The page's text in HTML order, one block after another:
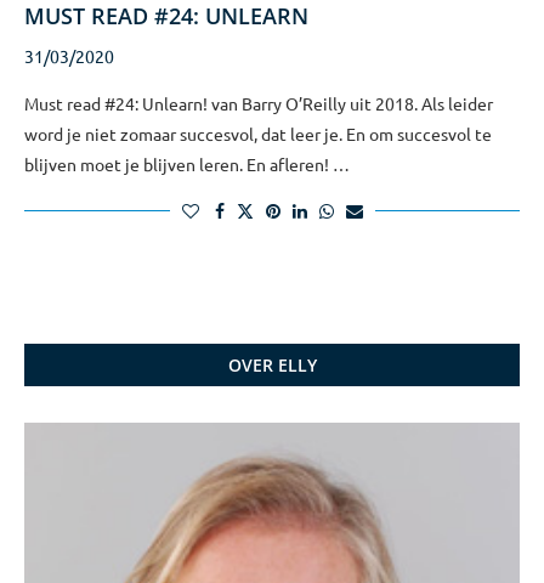
MUST READ #24: UNLEARN
31/03/2020
Must read #24: Unlearn! van Barry O’Reilly uit 2018. Als leider
word je niet zomaar succesvol, dat leer je. En om succesvol te
blijven moet je blijven leren. En afleren! …
OVER ELLY